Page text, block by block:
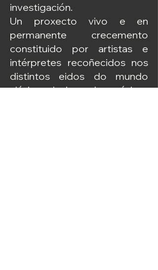
investigación.
Un proxecto vivo e en
permanente crecemento
constituido por artistas e
intérpretes recoñecidos nos
distintos eidos do mundo
clásico, do jazz, das músicas